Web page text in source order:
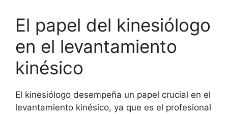
El papel del kinesiólogo
en el levantamiento
kinésico
El kinesiólogo desempeña un papel crucial en el
levantamiento kinésico, ya que es el profesional